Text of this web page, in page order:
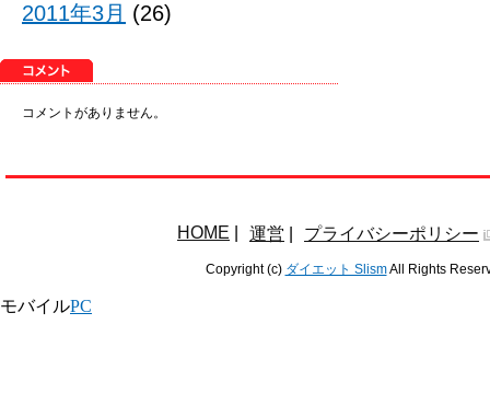
2011年3月 (26)
コメントがありません。
HOME 運営 プライバシーポリシー
Copyright (c) ダイエット SlismAll Rights
モバイルPC